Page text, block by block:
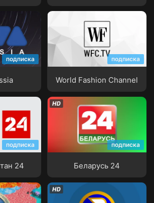
подписка подписка
World Fashion Channel
World Fashion Channel
подписка
24
подписка
Беларусь 24
Беларусь 24